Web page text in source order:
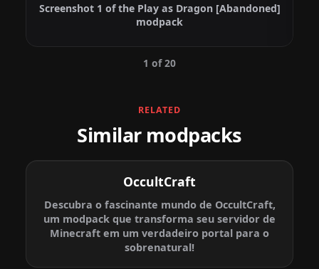
Screenshot 1 of the Play as Dragon [Abandoned]
modpack
1 of 20
RELATED
Similar modpacks
OccultCraft
Descubra o fascinante mundo de OccultCraft,
um modpack que transforma seu servidor de
Minecraft em um verdadeiro portal para o
sobrenatural!